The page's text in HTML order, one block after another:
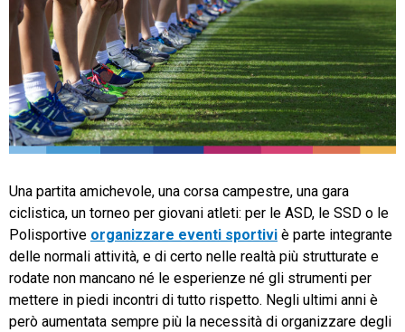
Financial Solutions
HR
Trust Services
TeamSystem Store
Una partita amichevole, una corsa campestre, una gara
ciclistica, un torneo per giovani atleti: per le ASD, le SSD o le
Polisportive organizzare eventi sportivi è parte integrante
delle normali attività, e di certo nelle realtà più strutturate e
rodate non mancano né le esperienze né gli strumenti per
mettere in piedi incontri di tutto rispetto. Negli ultimi anni è
però aumentata sempre più la necessità di organizzare degli